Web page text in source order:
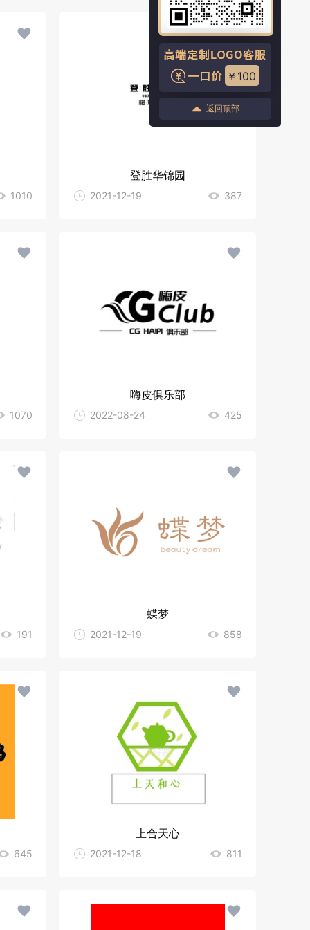
1010
登胜华锦园
2021-12-19 387
1070
嗨皮俱乐部
2022-08-24 425
191
蝶梦
2021-12-19 858
645
上合天心
2021-12-18 811
￥100
返回顶部